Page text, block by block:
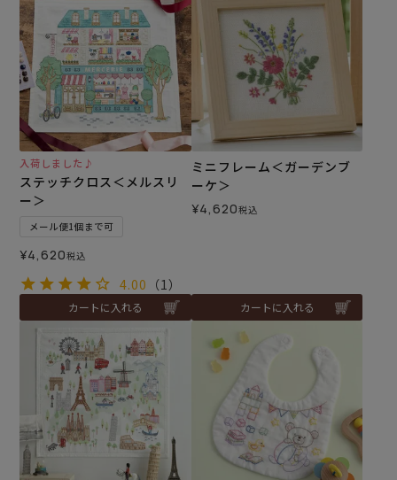
入荷しました♪
ステッチクロス＜メルスリ
ー＞
メール便1個まで可
¥4,620税込
4.00 （1）
カートに入れる
ミニフレーム＜ガーデンブ
ーケ＞
¥4,620税込
カートに入れる